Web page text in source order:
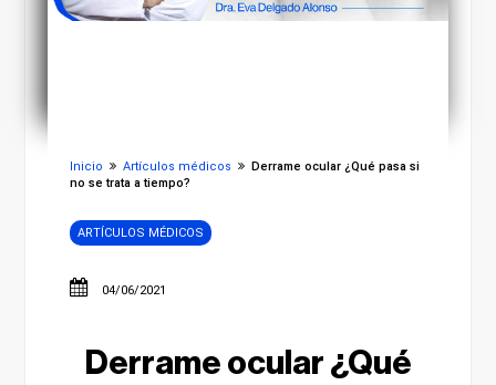
Inicio Artículos médicos
Derrame ocular ¿Qué pasa si
no se trata a tiempo?
ARTÍCULOS MÉDICOS
04/06/2021
Derrame ocular ¿Qué